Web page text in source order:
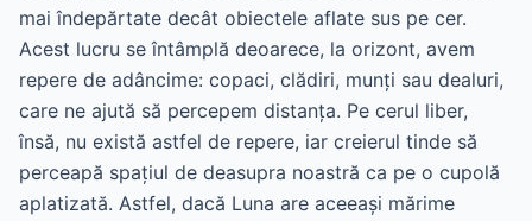
mai îndepărtate decât obiectele aflate sus pe cer.
Acest lucru se întâmplă deoarece, la orizont, avem
repere de adâncime: copaci, clădiri, munți sau dealuri,
care ne ajută să percepem distanța. Pe cerul liber,
însă, nu există astfel de repere, iar creierul tinde să
perceapă spațiul de deasupra noastră ca pe o cupolă
aplatizată. Astfel, dacă Luna are aceeași mărime